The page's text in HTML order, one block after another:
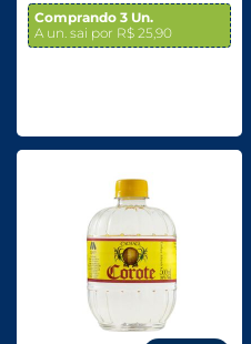
Comprando 3 Un.
A un. sai por R$ 25,90